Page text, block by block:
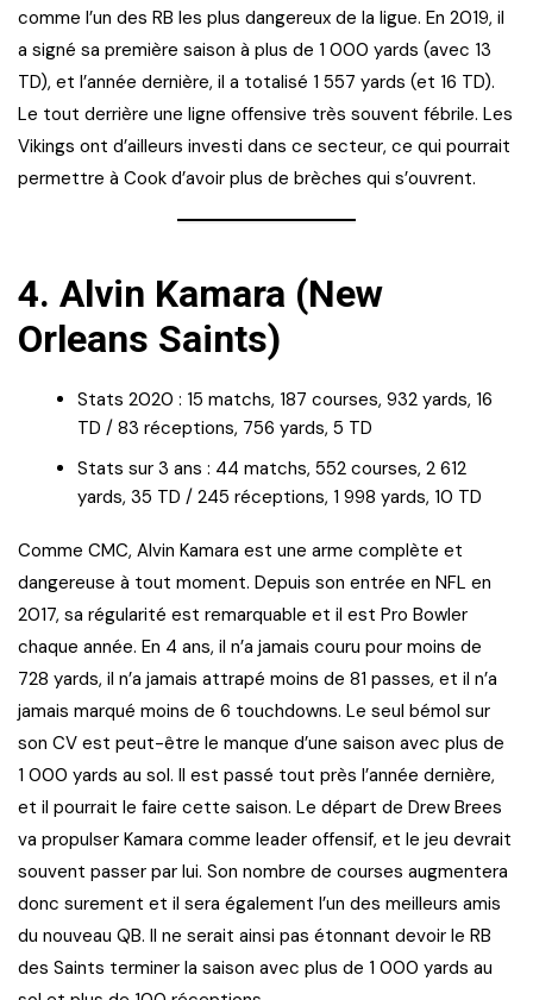
comme l’un des RB les plus dangereux de la ligue. En 2019, il
a signé sa première saison à plus de 1 000 yards (avec 13
TD), et l’année dernière, il a totalisé 1 557 yards (et 16 TD).
Le tout derrière une ligne offensive très souvent fébrile. Les
Vikings ont d’ailleurs investi dans ce secteur, ce qui pourrait
permettre à Cook d’avoir plus de brèches qui s’ouvrent.
4. Alvin Kamara (New
Orleans Saints)
Stats 2020 : 15 matchs, 187 courses, 932 yards, 16
TD / 83 réceptions, 756 yards, 5 TD
Stats sur 3 ans : 44 matchs, 552 courses, 2 612
yards, 35 TD / 245 réceptions, 1 998 yards, 10 TD
Comme CMC, Alvin Kamara est une arme complète et
dangereuse à tout moment. Depuis son entrée en NFL en
2017, sa régularité est remarquable et il est Pro Bowler
chaque année. En 4 ans, il n’a jamais couru pour moins de
728 yards, il n’a jamais attrapé moins de 81 passes, et il n’a
jamais marqué moins de 6 touchdowns. Le seul bémol sur
son CV est peut-être le manque d’une saison avec plus de
1 000 yards au sol. Il est passé tout près l’année dernière,
et il pourrait le faire cette saison. Le départ de Drew Brees
va propulser Kamara comme leader offensif, et le jeu devrait
souvent passer par lui. Son nombre de courses augmentera
donc surement et il sera également l’un des meilleurs amis
du nouveau QB. Il ne serait ainsi pas étonnant devoir le RB
des Saints terminer la saison avec plus de 1 000 yards au